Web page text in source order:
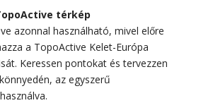
térkép
azonnal használható, mivel előre
a TopoActive Kelet-Európa
Keressen pontokat és tervezzen
az egyszerű